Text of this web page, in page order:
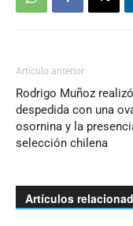
Artículo anterior
Rodrigo Muñoz
despedida con una
osornina y la
selección chilena
Artículos